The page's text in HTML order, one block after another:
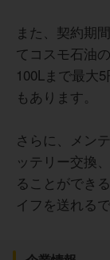
また、契約期
てコスモ石油
100Lまで最大
もあります。
さらに、メン
ッテリー交換
ることができ
イフを送れるで